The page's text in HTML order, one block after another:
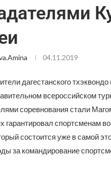
04.11.2019
дагестанского
всероссийском
соревнования стали
гарантировал спортсменам
состоится уже в самой
за командирование